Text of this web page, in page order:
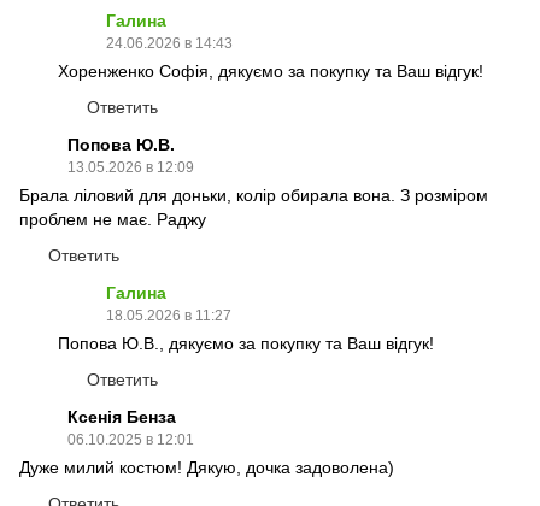
Галина
24.06.2026 в 14:43
Хоренженко Софія, дякуємо за покупку та Ваш відгук!
Ответить
Попова Ю.В.
13.05.2026 в 12:09
Брала ліловий для доньки, колір обирала вона. З розміром
проблем не має. Раджу
Ответить
Галина
18.05.2026 в 11:27
Попова Ю.В., дякуємо за покупку та Ваш відгук!
Ответить
Ксенія Бенза
06.10.2025 в 12:01
Дуже милий костюм! Дякую, дочка задоволена)